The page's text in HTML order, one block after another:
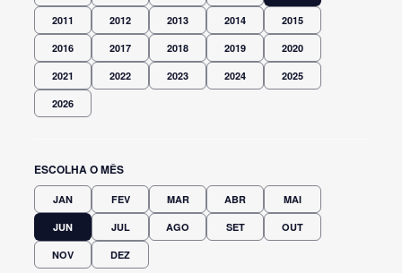
2011 2012 2013 2014 2015
2016 2017 2018 2019 2020
2021 2022 2023 2024 2025
2026
ESCOLHA O MÊS
JAN FEV MAR ABR MAI
JUN JUL AGO SET OUT
NOV DEZ